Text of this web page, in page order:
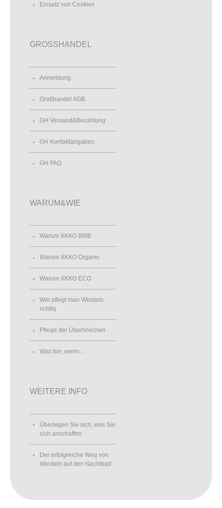
Einsatz von Cookies
GROSSHANDEL
Anmeldung
Großhandel AGB
GH Versand&Bezahlung
GH Kontaktangaben
GH FAQ
WARUM&WIE
Warum XKKO BMB
Warum XKKO Organic
Warum XKKO ECO
Wie pflegt man Windeln
richtiq
Pflege der Überhöschen
Was tun, wenn…
WEITERE INFO
Überlegen Sie sich, was Sie
sich anschaffen
Der erfolgreiche Weg von
Windeln auf den Nachttopf